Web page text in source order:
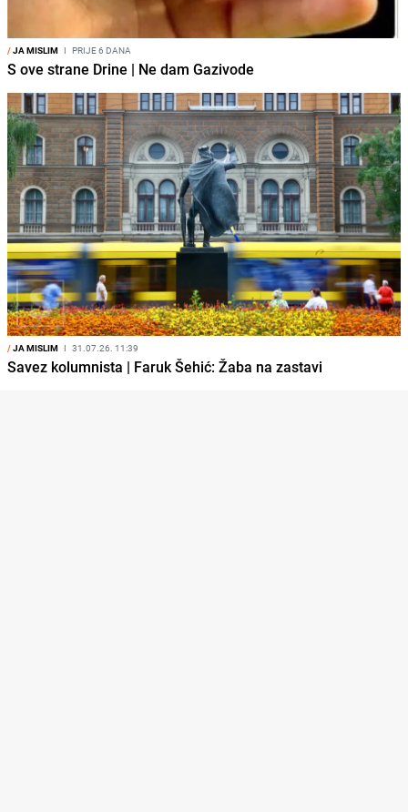
/JA MISLIM I PRIJE 6 DANA
S ove strane Drine | Ne dam Gazivode
/JA MISLIM I 31.07.26. 11:39
Savez kolumnista | Faruk Šehić: Žaba na zastavi